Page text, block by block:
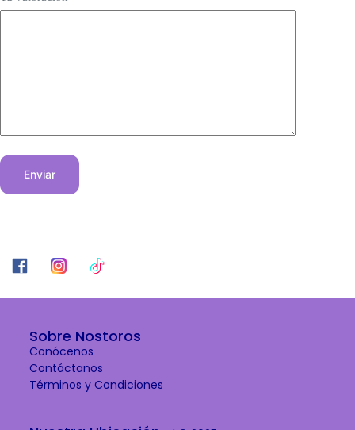
Enviar
Sobre Nostoros
Conócenos
Contáctanos
Términos y Condiciones